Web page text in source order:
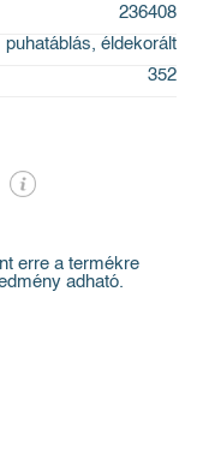
236408
puhatáblás, éldekorált
352
erre a termékre
adható.